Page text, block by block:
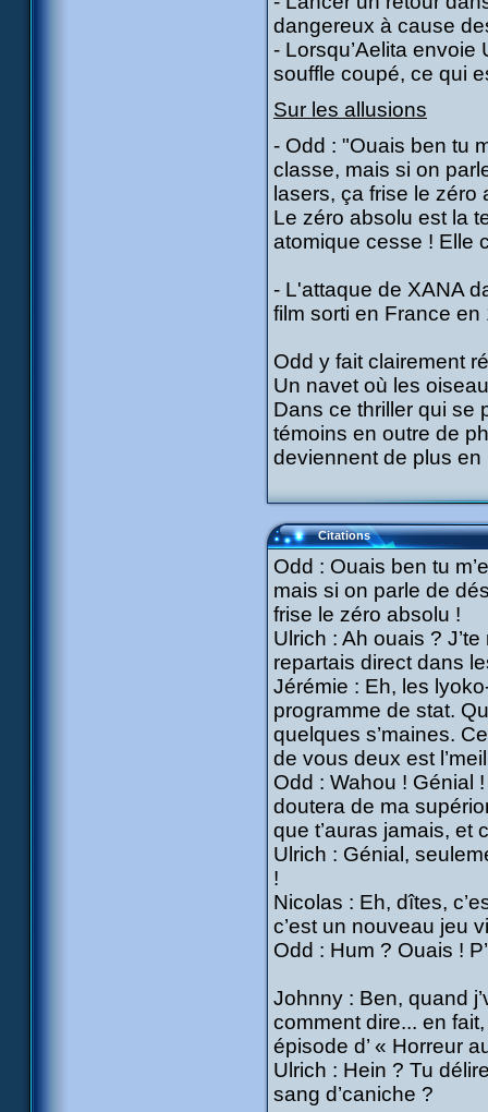
dangereux à cause
- Lorsqu’Aelita
souffle coupé, ce qui
Sur les allusions
- Odd : "Ouais ben tu
classe, mais si on
lasers, ça frise le zéro
Le zéro absolu est la
atomique cesse ! Elle
- L'attaque de XANA
film sorti en France
Odd y fait clairement
Un navet où les
Dans ce thriller qui se
témoins en outre de
deviennent de plus en
Citations
Odd : Ouais ben tu
mais si on parle de
frise le zéro absolu !
Ulrich : Ah ouais ?
repartais direct dans
Jérémie : Eh, les
programme de stat.
quelques s’maines.
de vous deux est
Odd : Wahou ! Génial
doutera de ma
que t’auras jamais, et
Ulrich : Génial,
!
Nicolas : Eh, dîtes,
c’est un nouveau jeu
Odd : Hum ? Ouais !
Johnny : Ben, quand
comment dire... en fait,
épisode d’ « Horreur
Ulrich : Hein ? Tu
sang d’caniche ?